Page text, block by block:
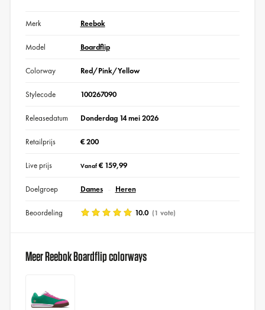
Merk Reebok
Model Boardflip
Colorway Red/Pink/Yellow
Stylecode 100267090
Releasedatum Donderdag 14 mei 2026
Retailprijs € 200
Live prijs Vanaf€ 159,99
Doelgroep Dames Heren
Beoordeling 10.0 (1 vote)
Meer Reebok Boardflip colorways